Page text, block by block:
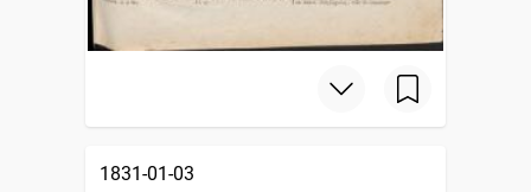
1831-01-03